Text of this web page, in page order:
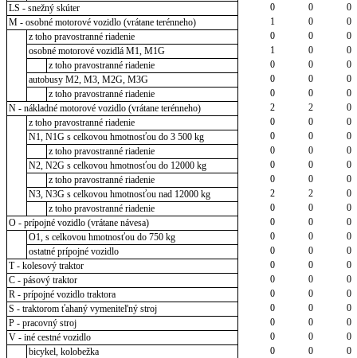
LS - snežný skúter
0 0
0
M - osobné motorové vozidlo (vrátane terénneho)
1 0
0
z toho pravostranné riadenie
0 0
0
osobné motorové vozidlá M1, M1G
1 0
0
z toho pravostranné riadenie
0 0
0
autobusy M2, M3, M2G, M3G
0 0
0
z toho pravostranné riadenie
0 0
0
N - nákladné motorové vozidlo (vrátane terénneho)
2 2
0
z toho pravostranné riadenie
0 0
0
N1, N1G s celkovou hmotnosťou do 3 500 kg
0 0
0
z toho pravostranné riadenie
0 0
0
N2, N2G s celkovou hmotnosťou do 12000 kg
0 0
0
z toho pravostranné riadenie
0 0
0
N3, N3G s celkovou hmotnosťou nad 12000 kg
2 2
0
z toho pravostranné riadenie
0 0
0
O - prípojné vozidlo (vrátane návesa)
0 0
0
O1, s celkovou hmotnosťou do 750 kg
0 0
0
ostatné prípojné vozidlo
0 0
0
T - kolesový traktor
0 0
0
C - pásový traktor
0 0
0
R - prípojné vozidlo traktora
0 0
0
S - traktorom ťahaný vymeniteľný stroj
0 0
0
P - pracovný stroj
0 0
0
V - iné cestné vozidlo
0 0
0
bicykel, kolobežka
0 0
0